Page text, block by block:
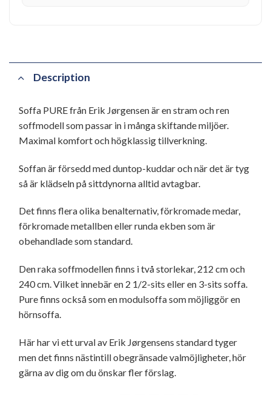
Description
Soffa PURE från Erik Jørgensen är en stram och ren
soffmodell som passar in i många skiftande miljöer.
Maximal komfort och högklassig tillverkning.
Soffan är försedd med duntop-kuddar och när det är tyg
så är klädseln på sittdynorna alltid avtagbar.
Det finns flera olika benalternativ, förkromade medar,
förkromade metallben eller runda ekben som är
obehandlade som standard.
Den raka soffmodellen finns i två storlekar, 212 cm och
240 cm. Vilket innebär en 2 1/2-sits eller en 3-sits soffa.
Pure finns också som en modulsoffa som möjliggör en
hörnsoffa.
Här har vi ett urval av Erik Jørgensens standard tyger
men det finns nästintill obegränsade valmöjligheter, hör
gärna av dig om du önskar fler förslag.